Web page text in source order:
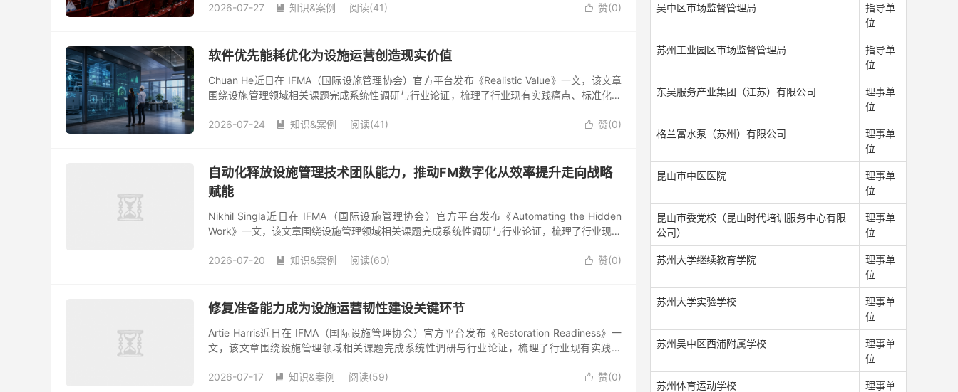
 赞(0)
2026-07-27  知识&案例 阅读(41)
软件优先能耗优化为设施运营创造现实价值
Chuan He近日在 IFMA（国际设施管理协会）官方平台发布《Realistic Value》一文，该文章
围绕设施管理领域相关课题完成系统性调研与行业论证，梳理了行业现有实践痛点、标准化落
 赞(0)
2026-07-24  知识&案例 阅读(41)
自动化释放设施管理技术团队能力，推动FM数字化从效率提升走向战略
赋能
Nikhil Singla近日在 IFMA（国际设施管理协会）官方平台发布《Automating the Hidden
Work》一文，该文章围绕设施管理领域相关课题完成系统性调研与行业论证，梳理了行业现有
 赞(0)
2026-07-20  知识&案例 阅读(60)
修复准备能力成为设施运营韧性建设关键环节
Artie Harris近日在 IFMA（国际设施管理协会）官方平台发布《Restoration Readiness》一
文，该文章围绕设施管理领域相关课题完成系统性调研与行业论证，梳理了行业现有实践痛
 赞(0)
2026-07-17  知识&案例 阅读(59)
吴中区市场监督管理局
指导单
位
苏州工业园区市场监督管理局
指导单
位
东吴服务产业集团（江苏）有限公司
理事单
位
格兰富水泵（苏州）有限公司
理事单
位
昆山市中医医院
理事单
位
昆山市委党校（昆山时代培训服务中心有限
公司）
理事单
位
苏州大学继续教育学院
理事单
位
苏州大学实验学校
理事单
位
苏州吴中区西浦附属学校
理事单
位
苏州体育运动学校
理事单